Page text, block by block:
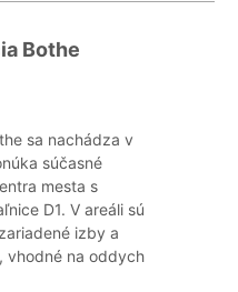
Bothe
sa nachádza v
súčasné
mesta s
D1. V areáli sú
izby a
vhodné na oddych